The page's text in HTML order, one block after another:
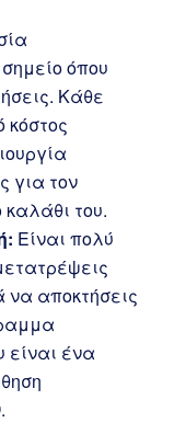
όπου
Κάθε
κόστος
για τον
του.
Είναι πολύ
αποκτήσεις
είναι ένα